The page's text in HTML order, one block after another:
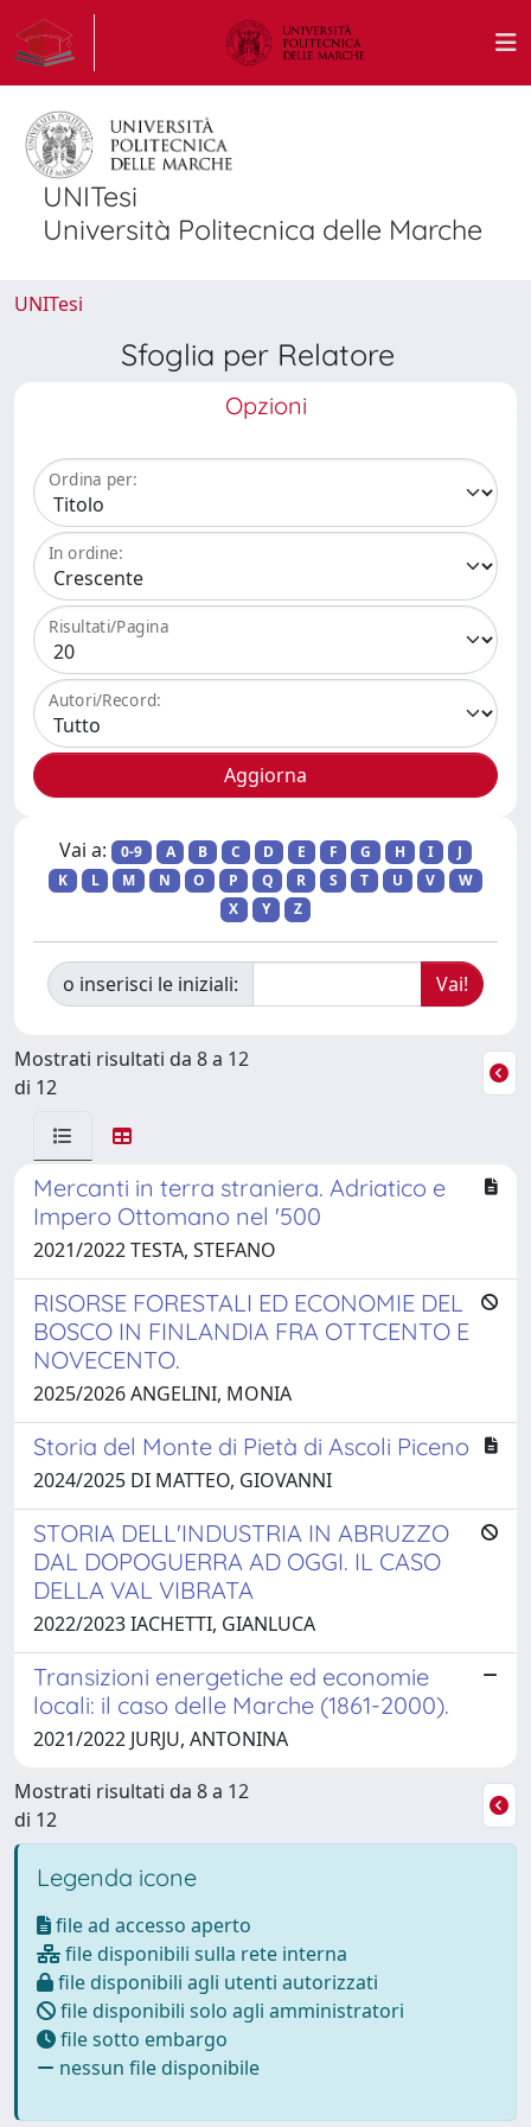
UNITesi
Università Politecnica delle Marche
UNITesi
Sfoglia per Relatore
Opzioni
Ordina per:
In ordine:
Risultati/Pagina
Autori/Record:
Vai a: 0-9 A B C D E F G H I
J
K
L M N O P Q R S T U V
W
X
Y Z
o inserisci le iniziali:
Mostrati risultati da 8 a 12
di 12
Mercanti in terra straniera. Adriatico e
Impero Ottomano nel '500
2021/2022 TESTA, STEFANO
RISORSE FORESTALI ED ECONOMIE DEL
BOSCO IN FINLANDIA FRA OTTCENTO E
NOVECENTO.
2025/2026 ANGELINI, MONIA
Storia del Monte di Pietà di Ascoli Piceno
2024/2025 DI MATTEO, GIOVANNI
STORIA DELL'INDUSTRIA IN ABRUZZO
DAL DOPOGUERRA AD OGGI. IL CASO
DELLA VAL VIBRATA
2022/2023 IACHETTI, GIANLUCA
Transizioni energetiche ed economie
locali: il caso delle Marche (1861-2000).
2021/2022 JURJU, ANTONINA
Mostrati risultati da 8 a 12
di 12
Legenda icone
file ad accesso aperto
file disponibili sulla rete interna
file disponibili agli utenti autorizzati
file disponibili solo agli amministratori
file sotto embargo
nessun file disponibile